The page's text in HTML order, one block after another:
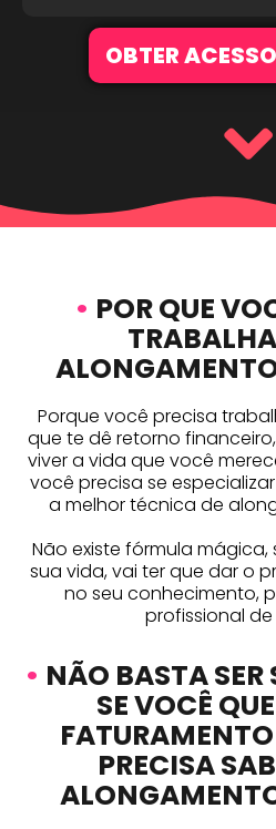
OBTER
• POR QUE
Porque você precisa
que te dê retorno
viver a vida que você
você precisa se
a melhor técnica de
Não existe fórmula
sua vida, vai ter que dar o
no seu conhecimento,
profissional de
• NÃO BASTA
SE VOCÊ
PRECISA